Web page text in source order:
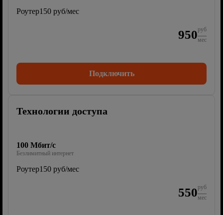
Роутер150 руб/мес
950руб
мес
Подключить
Технологии доступа
100 Мбит/с
Безлимитный интернет
Роутер150 руб/мес
550руб
мес